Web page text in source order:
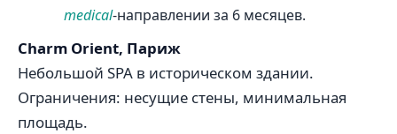
medical-направлении за 6 месяцев.
Charm Orient, Париж
Небольшой SPA в историческом здании.
Ограничения: несущие стены, минимальная
площадь.